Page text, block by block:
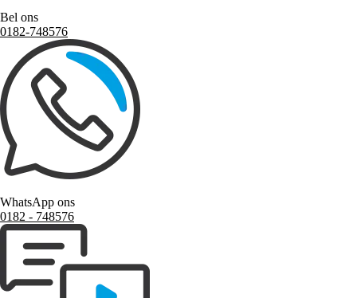
Bel ons
0182-748576
WhatsApp ons
0182 ‑ 748576